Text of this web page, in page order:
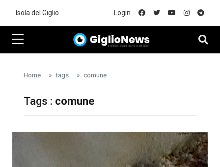
Isola del Giglio Login
Home tags comune
Tags : comune